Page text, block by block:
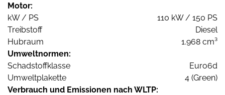
Motor:
kW / PS
110 kW / 150 PS
Treibstoff
Diesel
Hubraum
1.968 cm³
Umweltnormen:
Schadstoffklasse
Euro6d
Umweltplakette
4 (Green)
Verbrauch und Emissionen nach WLTP: